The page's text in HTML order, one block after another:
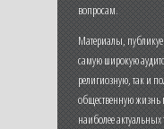
вопросам.
Материалы,
самую широкую
религиозную, так и
общественную жизнь
наиболее актуальных